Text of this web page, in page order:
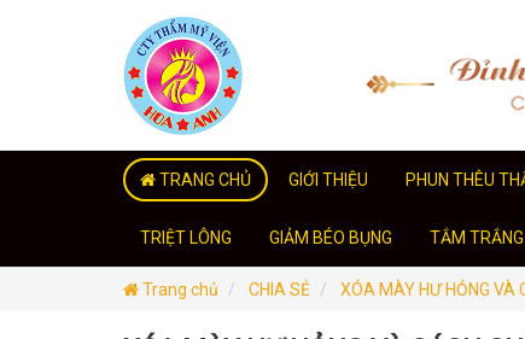
TRANG CHỦ GIỚI THIỆU PHUN THÊU
TRIỆT LÔNG GIẢM BÉO BỤNG TẮM TRẮNG
Trang chủ CHIA SẺ XÓA MÀY HƯ HỎNG VÀ